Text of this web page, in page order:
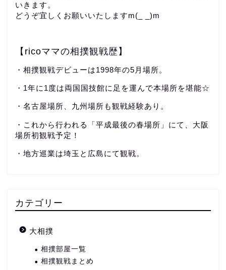
いきます。
どうぞ宜しくお願いいたしますm(_ _)m
【ricoママの相撲観戦歴】
・相撲観戦デビューは1998年の5月場所。
・1年に1度は両国国技館に足を運んで本場所を堪能☆
・名古屋場所、九州場所も観戦経験あり。
・これから行われる「平成最後の春場所」にて、大阪
場所初観戦予定！
・地方巡業は埼玉と広島にて観戦。
カテゴリー
大相撲
相撲部屋一覧
相撲観戦まとめ